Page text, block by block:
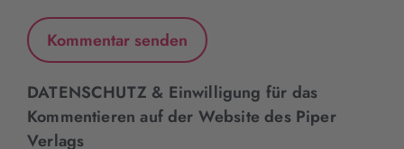
DATENSCHUTZ & Einwilligung für das
Kommentieren auf der Website des Piper
Verlags